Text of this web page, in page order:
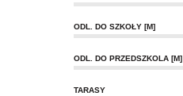
ODL. DO SZKOŁY [M]
ODL. DO PRZEDSZKOLA [M]
TARASY